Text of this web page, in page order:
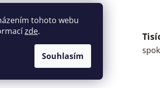
tohoto webu
zde.
Souhlasím
Široký výběr
nábytku za rozumné